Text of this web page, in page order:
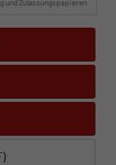
und Zulassungspapieren